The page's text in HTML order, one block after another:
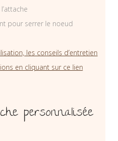
pour serrer le noeud
les conseils d’entretien
en cliquant sur ce lien
personnalisée